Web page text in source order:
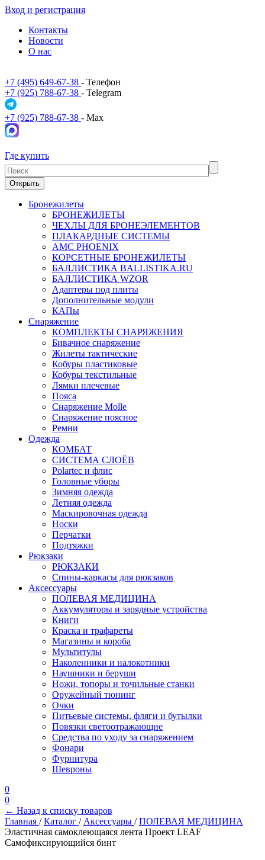
Вход и регистрация
Контакты
Новости
О нас
+7 (495) 649-67-38 - Телефон
+7 (925) 788-67-38 - Telegram
+7 (925) 788-67-38 - Max
Где купить
Открыть
Бронежилеты
БРОНЕЖИЛЕТЫ
ЧЕХЛЫ ДЛЯ БРОНЕЭЛЕМЕНТОВ
ПЛАКАРДНЫЕ СИСТЕМЫ
АМС PHOENIX
КОРСЕТНЫЕ БРОНЕЖИЛЕТЫ
БАЛЛИСТИКА BALLISTIKA.RU
БАЛЛИСТИКА WZOR
Адаптеры под плиты
Дополнительные модули
КАПы
Снаряжение
КОМПЛЕКТЫ СНАРЯЖЕНИЯ
Бивачное снаряжение
Жилеты тактические
Кобуры пластиковые
Кобуры текстильные
Лямки плечевые
Пояса
Снаряжение Molle
Снаряжение поясное
Ремни
Одежда
КОМБАТ
СИСТЕМА СЛОЁВ
Polartec и флис
Головные уборы
Зимняя одежда
Летняя одежда
Маскировочная одежда
Носки
Перчатки
Подтяжки
Рюкзаки
РЮКЗАКИ
Спины-каркасы для рюкзаков
Аксессуары
ПОЛЕВАЯ МЕДИЦИНА
Аккумуляторы и зарядные устройства
Книги
Краска и трафареты
Магазины и короба
Мультитулы
Наколенники и налокотники
Наушники и беруши
Ножи, топоры и точильные станки
Оружейный тюнинг
Очки
Питьевые системы, фляги и бутылки
Повязки светоотражающие
Средства по уходу за снаряжением
Фонари
Фурнитура
Шевроны
0
0
← Назад к списку товаров
Главная / Каталог / Аксессуары / ПОЛЕВАЯ МЕДИЦИНА
Эластичная самоклеющаяся лента Проект LEAF
Самофиксирующийся бинт